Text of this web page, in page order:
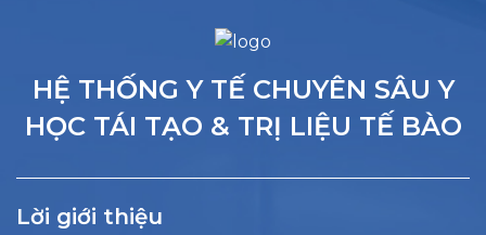
HỆ THỐNG Y TẾ CHUYÊN SÂU Y
HỌC TÁI TẠO & TRỊ LIỆU TẾ BÀO
Lời giới thiệu